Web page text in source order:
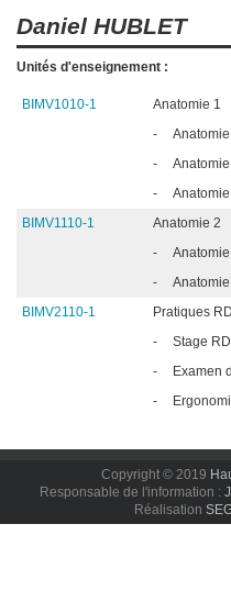
Daniel HUBLET
Unités d'enseignement :
BIMV1010-1 Anatomie 1
-
-
-
BIMV1110-1
Anatomie 2
-
-
BIMV2110-1
Pratiques
-
Stage
-
Examen
-
Copyright © 2019
Responsable de l'information :
Réalisation